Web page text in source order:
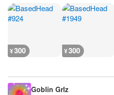
¥300 ¥300
Goblin Grlz